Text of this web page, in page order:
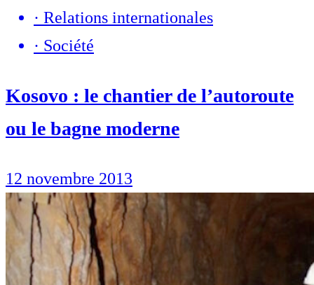
· Relations internationales
· Société
Kosovo : le chantier de l’autoroute
ou le bagne moderne
12 novembre 2013